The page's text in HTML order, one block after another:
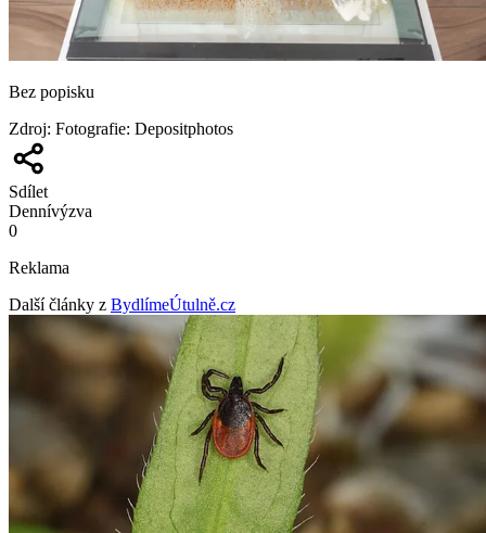
Bez popisku
Zdroj: Fotografie: Depositphotos
Sdílet
Dennívýzva
0
Reklama
Další články z BydlímeÚtulně.cz